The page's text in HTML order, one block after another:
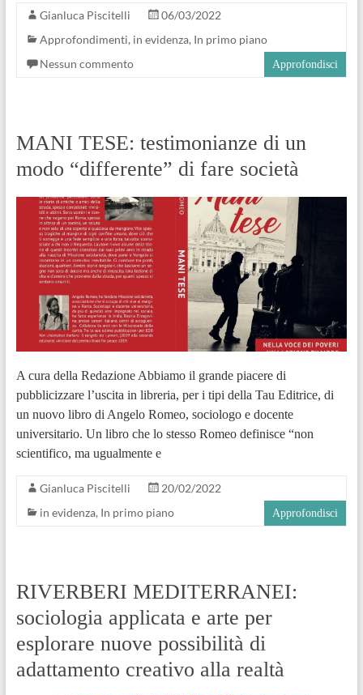
Gianluca Piscitelli
06/03/2022
Approfondimenti, in evidenza, In primo piano
Nessun commento
Approfondisci
MANI TESE: testimonianze di un
modo “differente” di fare società
A cura della Redazione Abbiamo il grande piacere di
pubblicizzare l’uscita in libreria, per i tipi della Tau Editrice, di
un nuovo libro di Angelo Romeo, sociologo e docente
universitario. Un libro che lo stesso Romeo definisce “non
scientifico, ma ugualmente e
Gianluca Piscitelli
20/02/2022
in evidenza, In primo piano Approfondisci
RIVERBERI MEDITERRANEI:
sociologia applicata e arte per
esplorare nuove possibilità di
adattamento creativo alla realtà